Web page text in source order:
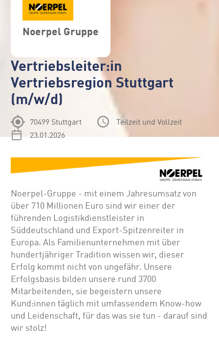
Noerpel Gruppe
Vertriebsleiter:in
Vertriebsregion Stuttgart
(m/w/d)
70499 Stuttgart
Teilzeit und Vollzeit
23.01.2026
Noerpel-Gruppe - mit einem Jahresumsatz von
über 710 Millionen Euro sind wir einer der
führenden Logistikdienstleister in
Süddeutschland und Export-Spitzenreiter in
Europa. Als Familienunternehmen mit über
hundertjähriger Tradition wissen wir, dieser
Erfolg kommt nicht von ungefähr. Unsere
Erfolgsbasis bilden unsere rund 3700
Mitarbeitenden, sie begeistern unsere
Kund:innen täglich mit umfassendem Know-how
und Leidenschaft, für das was sie tun - darauf sind
wir stolz!